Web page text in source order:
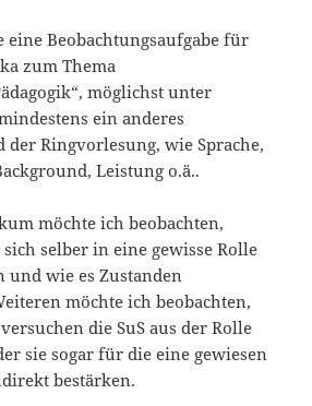
eine Beobachtungsaufgabe für
zum Thema
möglichst unter
ein anderes
der Ringvorlesung, wie Sprache,
Leistung o.ä..
möchte ich beobachten,
selber in eine gewisse Rolle
und wie es Zustanden
möchte ich beobachten,
die SuS aus der Rolle
sie sogar für die eine gewiesen
bestärken.